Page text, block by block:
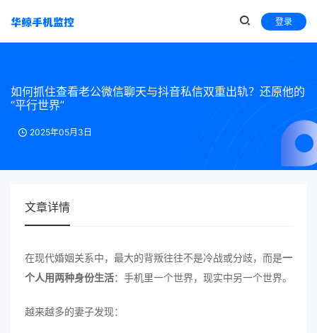
登录
如何抓住查看老公微信聊天与抖音私信双重出轨？还原他的
“平行世界”
2025年05月3日
文章详情
在现代婚姻关系中，最大的背叛往往不是冷战或分歧，而是一
个人用两种身份生活：手机里一个世界，现实中另一个世界。
越来越多的妻子发现：